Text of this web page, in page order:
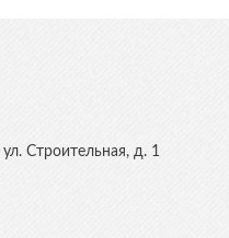
ул. Строительная, д. 1